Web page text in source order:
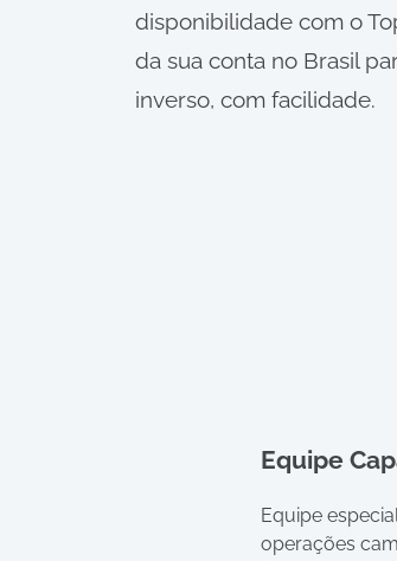
disponibilidade com o
da sua conta no Brasil
inverso, com facilidade.
Equipe
Equipe
operações